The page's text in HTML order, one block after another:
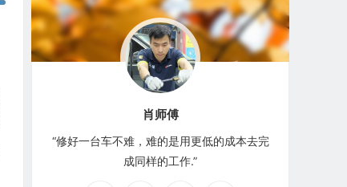
肖师傅
“修好一台车不难，难的是用更低的成本去完
成同样的工作.”